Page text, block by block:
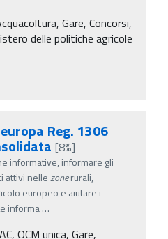
Gare, Concorsi,
delle politiche agricole
Reg. 1306
[8%]
informative, informare gli
attivi nellezonerurali,
europeo e aiutare i
informa…
OCM unica, Gare,